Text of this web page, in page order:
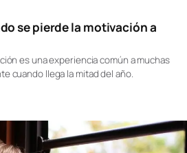
se pierde la motivación a
es una experiencia común a muchas
cuando llega la mitad del año.